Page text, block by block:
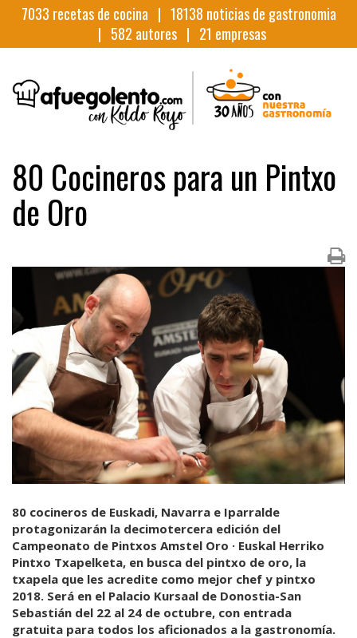
7033 recetas de cocina | 18138 noticias de gastronomia
| 582 autores | 21 empresas
80 Cocineros para un Pintxo
de Oro
80 cocineros de Euskadi, Navarra e Iparralde
protagonizarán la decimotercera edición del
Campeonato de Pintxos Amstel Oro · Euskal Herriko
Pintxo Txapelketa, en busca del pintxo de oro, la
txapela que les acredite como mejor chef y pintxo
2018. Será en el Palacio Kursaal de Donostia-San
Sebastián del 22 al 24 de octubre, con entrada
gratuita para todos los aficionados a la gastronomía.